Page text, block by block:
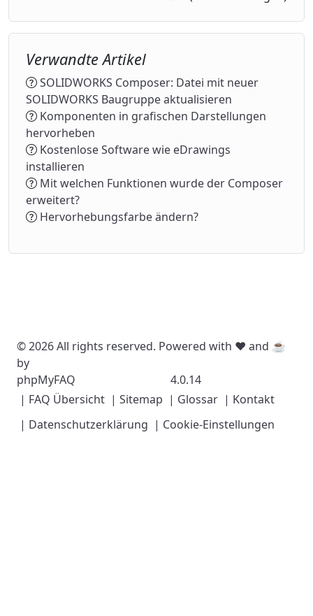
Verwandte Artikel
SOLIDWORKS Composer: Datei mit neuer
SOLIDWORKS Baugruppe aktualisieren
Komponenten in grafischen Darstellungen
hervorheben
Kostenlose Software wie eDrawings
installieren
Mit welchen Funktionen wurde der Composer
erweitert?
Hervorhebungsfarbe ändern?
© 2026 All rights reserved. Powered with ❤️ and ☕️
by
phpMyFAQ
4.0.14
| FAQ Übersicht | Sitemap | Glossar | Kontakt
| Datenschutzerklärung | Cookie-Einstellungen